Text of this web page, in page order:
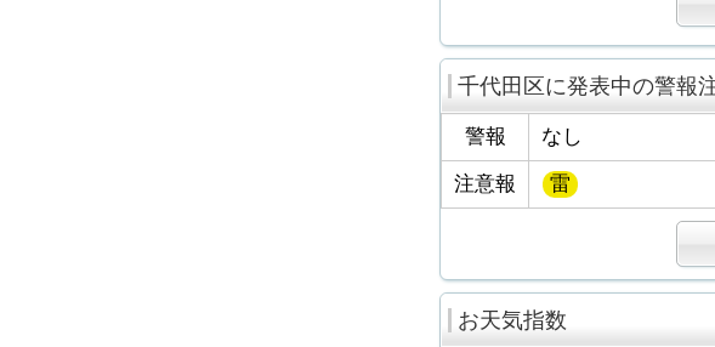
千代田区に発表中の警報
警報 なし
注意報 雷
お天気指数